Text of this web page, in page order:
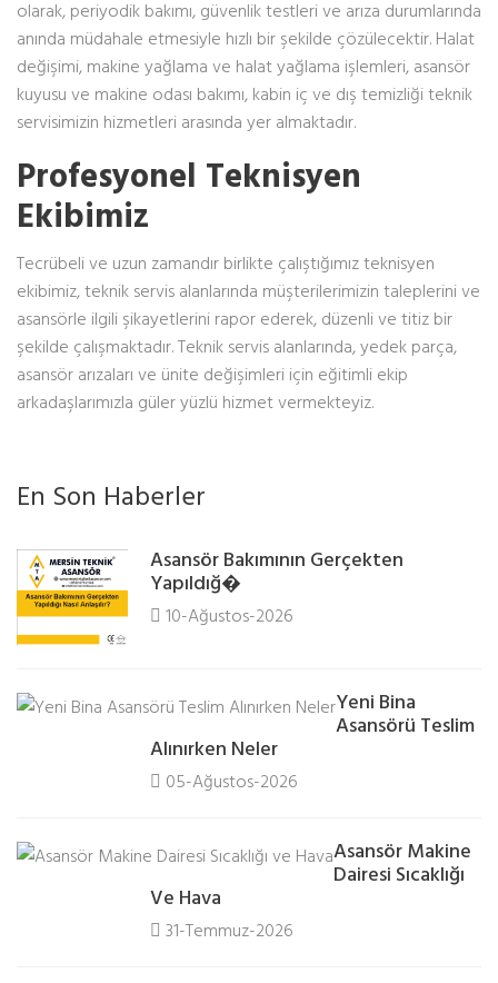
olarak, periyodik bakımı, güvenlik testleri ve arıza durumlarında
anında müdahale etmesiyle hızlı bir şekilde çözülecektir. Halat
değişimi, makine yağlama ve halat yağlama işlemleri, asansör
kuyusu ve makine odası bakımı, kabin iç ve dış temizliği teknik
servisimizin hizmetleri arasında yer almaktadır.
Profesyonel Teknisyen
Ekibimiz
Tecrübeli ve uzun zamandır birlikte çalıştığımız teknisyen
ekibimiz, teknik servis alanlarında müşterilerimizin taleplerini ve
asansörle ilgili şikayetlerini rapor ederek, düzenli ve titiz bir
şekilde çalışmaktadır. Teknik servis alanlarında, yedek parça,
asansör arızaları ve ünite değişimleri için eğitimli ekip
arkadaşlarımızla güler yüzlü hizmet vermekteyiz.
En Son Haberler
Asansör Bakımının Gerçekten
Yapıldığ�
10-Ağustos-2026
Yeni Bina
Asansörü Teslim
Alınırken Neler
05-Ağustos-2026
Asansör Makine
Dairesi Sıcaklığı
Ve Hava
31-Temmuz-2026